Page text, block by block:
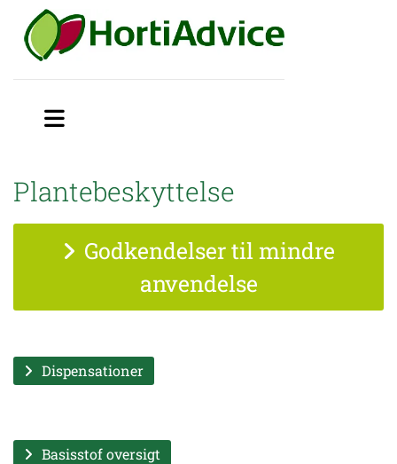
Plantebeskyttelse
Godkendelser til mindre
anvendelse
Dispensationer
Basisstof oversigt